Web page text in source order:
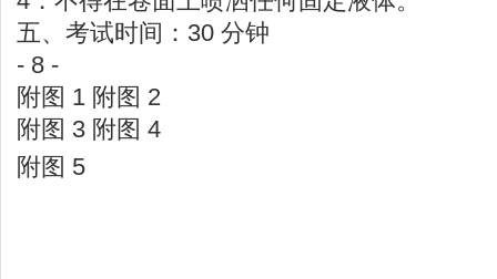
五、考试时间：30 分钟
- 8 -
附图 1 附图 2
附图 3 附图 4
附图 5